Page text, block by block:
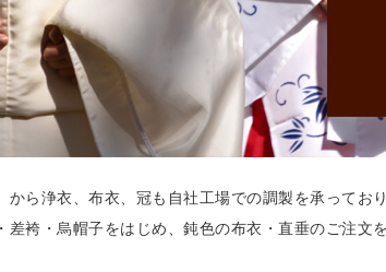
ら浄衣、布衣、冠も自社工場での調製を承っており
差袴・烏帽子をはじめ、鈍色の布衣・直垂のご注文